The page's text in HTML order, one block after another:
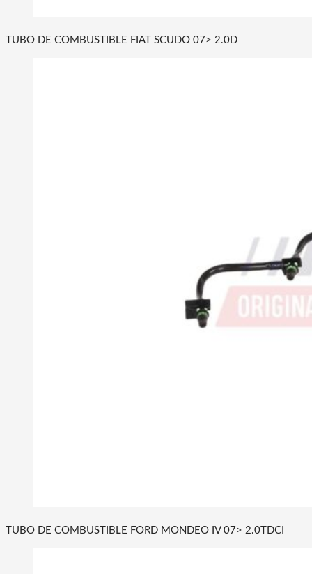
TUBO DE COMBUSTIBLE FIAT SCUDO 07> 2.0D
TUBO DE COMBUSTIBLE FORD MONDEO IV 07> 2.0TDCI